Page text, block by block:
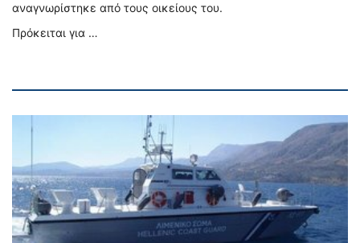
αναγνωρίστηκε από τους οικείους του.
Πρόκειται για …